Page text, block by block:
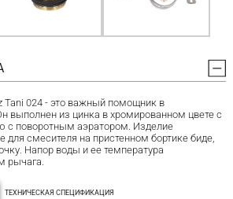
Tani 024 - это важный помощник в
выполнен из цинка в хромированном цвете с
с поворотным аэратором. Изделие
для смесителя на пристенном бортике биде,
Напор воды и ее температура
рычага.
ТЕХНИЧЕСКАЯ СПЕЦИФИКАЦИЯ